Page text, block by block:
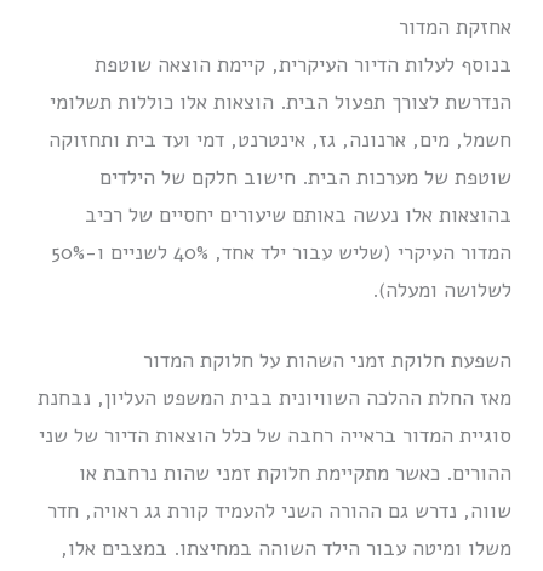
אחזקת המדור
בנוסף לעלות הדיור העיקרית, קיימת הוצאה שוטפת
הנדרשת לצורך תפעול הבית. הוצאות אלו כוללות תשלומי
חשמל, מים, ארנונה, גז, אינטרנט, דמי ועד בית ותחזוקה
שוטפת של מערכות הבית. חישוב חלקם של הילדים
בהוצאות אלו נעשה באותם שיעורים יחסיים של רכיב
המדור העיקרי (שליש עבור ילד אחד, 40% לשניים ו-50%
לשלושה ומעלה).
השפעת חלוקת זמני השהות על חלוקת המדור
מאז החלת ההלכה השוויונית בבית המשפט העליון, נבחנת
סוגיית המדור בראייה רחבה של כלל הוצאות הדיור של שני
ההורים. כאשר מתקיימת חלוקת זמני שהות נרחבת או
שווה, נדרש גם ההורה השני להעמיד קורת גג ראויה, חדר
משלו ומיטה עבור הילד השוהה במחיצתו. במצבים אלו,